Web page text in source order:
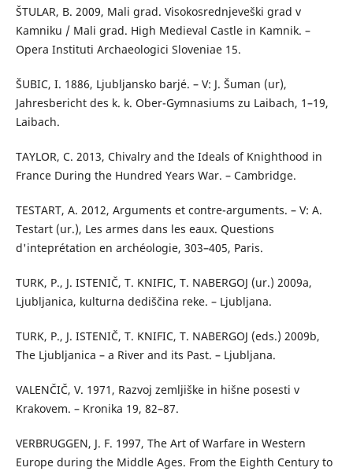
ŠTULAR, B. 2009, Mali grad. Visokosrednjeveški grad v
Kamniku / Mali grad. High Medieval Castle in Kamnik. –
Opera Instituti Archaeologici Sloveniae 15.
ŠUBIC, I. 1886, Ljubljansko barjé. – V: J. Šuman (ur),
Jahresbericht des k. k. Ober-Gymnasiums zu Laibach, 1–19,
Laibach.
TAYLOR, C. 2013, Chivalry and the Ideals of Knighthood in
France During the Hundred Years War. – Cambridge.
TESTART, A. 2012, Arguments et contre-arguments. – V: A.
Testart (ur.), Les armes dans les eaux. Questions
d'inteprétation en archéologie, 303–405, Paris.
TURK, P., J. ISTENIČ, T. KNIFIC, T. NABERGOJ (ur.) 2009a,
Ljubljanica, kulturna dediščina reke. – Ljubljana.
TURK, P., J. ISTENIČ, T. KNIFIC, T. NABERGOJ (eds.) 2009b,
The Ljubljanica – a River and its Past. – Ljubljana.
VALENČIČ, V. 1971, Razvoj zemljiške in hišne posesti v
Krakovem. – Kronika 19, 82–87.
VERBRUGGEN, J. F. 1997, The Art of Warfare in Western
Europe during the Middle Ages. From the Eighth Century to